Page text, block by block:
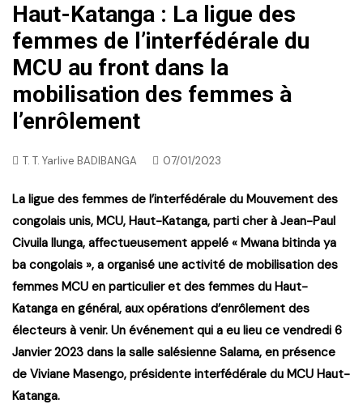
Haut-Katanga : La ligue des
femmes de l’interfédérale du
MCU au front dans la
mobilisation des femmes à
l’enrôlement
T. T. Yarlive BADIBANGA 07/01/2023
La ligue des femmes de l’interfédérale du Mouvement des
congolais unis, MCU, Haut-Katanga, parti cher à Jean-Paul
Civuila Ilunga, affectueusement appelé « Mwana bitinda ya
ba congolais », a organisé une activité de mobilisation des
femmes MCU en particulier et des femmes du Haut-
Katanga en général, aux opérations d’enrôlement des
électeurs à venir. Un événement qui a eu lieu ce vendredi 6
Janvier 2023 dans la salle salésienne Salama, en présence
de Viviane Masengo, présidente interfédérale du MCU Haut-
Katanga.